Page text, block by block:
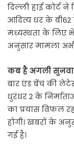
दिल्ली हाई कोर्ट ने
आदित्य धर के बी62
मध्यस्थता के लिए
अनुसार मामला
कब है अगली
बार एंड बेंच की
धुरंधर 2 के
का प्रयास विफल
होगी। खबरों के
गई है।